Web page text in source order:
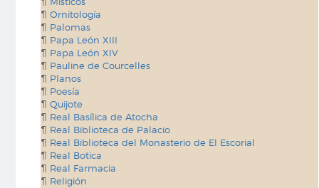
Ornitología
Palomas
Papa León XIII
Papa León XIV
Pauline de Courcelles
Planos
Poesía
Quijote
Real Basílica de Atocha
Real Biblioteca de Palacio
Real Biblioteca del Monasterio de El Escorial
Real Botica
Real Farmacia
Religión